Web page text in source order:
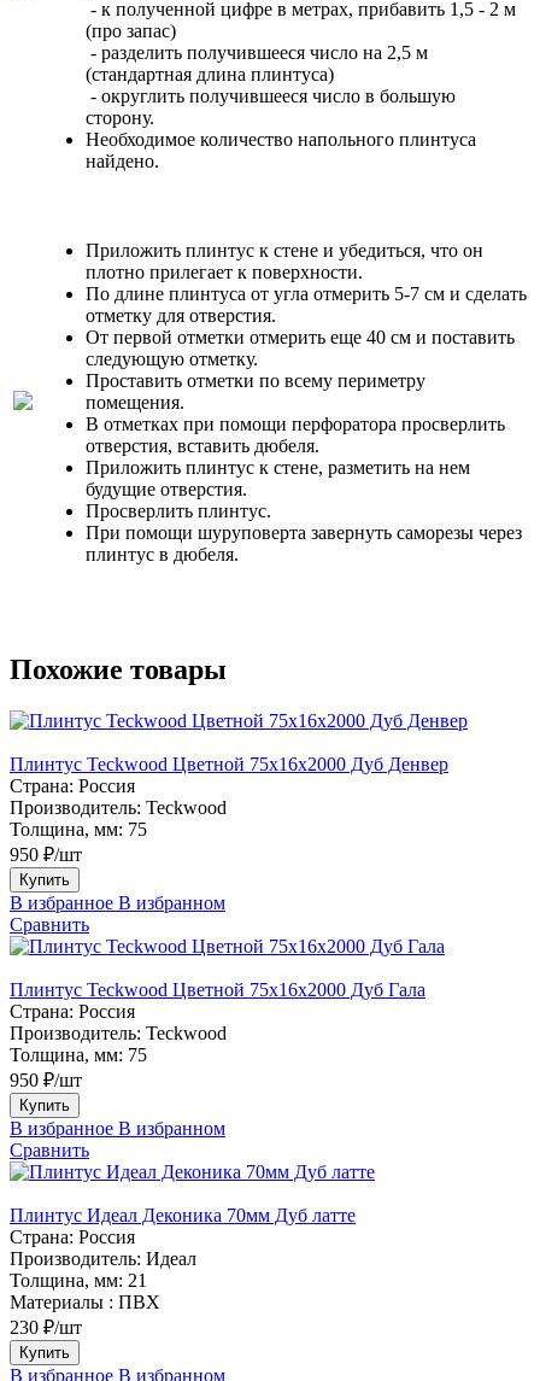
- к полученной цифре в метрах, прибавить 1,5 - 2 м
(про запас)
- разделить получившееся число на 2,5 м
(стандартная длина плинтуса)
- округлить получившееся число в большую
сторону.
Необходимое количество напольного плинтуса
найдено.
Приложить плинтус к стене и убедиться, что он
плотно прилегает к поверхности.
По длине плинтуса от угла отмерить 5-7 см и сделать
отметку для отверстия.
От первой отметки отмерить еще 40 см и поставить
следующую отметку.
Проставить отметки по всему периметру
помещения.
В отметках при помощи перфоратора просверлить
отверстия, вставить дюбеля.
Приложить плинтус к стене, разметить на нем
будущие отверстия.
Просверлить плинтус.
При помощи шуруповерта завернуть саморезы через
плинтус в дюбеля.
Похожие товары
Плинтус Teckwood Цветной 75х16х2000 Дуб Денвер
Страна: Россия
Производитель: Teckwood
Толщина, мм: 75
950 ₽/шт
Купить
В избранное В избранном
Сравнить
Плинтус Teckwood Цветной 75х16х2000 Дуб Гала
Страна: Россия
Производитель: Teckwood
Толщина, мм: 75
950 ₽/шт
Купить
В избранное В избранном
Сравнить
Плинтус Идеал Деконика 70мм Дуб латте
Страна: Россия
Производитель: Идеал
Толщина, мм: 21
Материалы : ПВХ
230 ₽/шт
Купить
В избранное В избранном